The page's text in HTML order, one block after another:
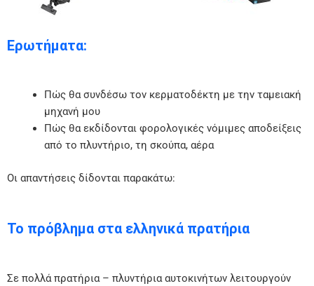
Ερωτήματα:
Πώς θα συνδέσω τον κερματοδέκτη με την ταμειακή
μηχανή μου
Πώς θα εκδίδονται φορολογικές νόμιμες αποδείξεις
από το πλυντήριο, τη σκούπα, αέρα
Οι απαντήσεις δίδονται παρακάτω:
Το πρόβλημα στα ελληνικά πρατήρια
Σε πολλά πρατήρια – πλυντήρια αυτοκινήτων λειτουργούν